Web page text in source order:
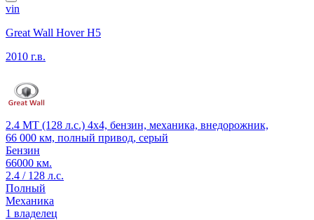
vin
Great Wall Hover H5
2010 г.в.
2.4 MT (128 л.с.) 4x4, бензин, механика, внедорожник,
66 000 км, полный привод, серый
Бензин
66000 км.
2.4 / 128 л.с.
Полный
Механика
1 владелец